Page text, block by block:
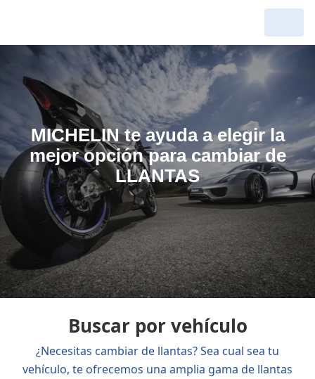
MICHELIN te ayuda a elegir la
mejor opción para cambiar de
LLANTAS
Buscar por vehículo
¿Necesitas cambiar de llantas? Sea cual sea tu
vehículo, te ofrecemos una amplia gama de llantas